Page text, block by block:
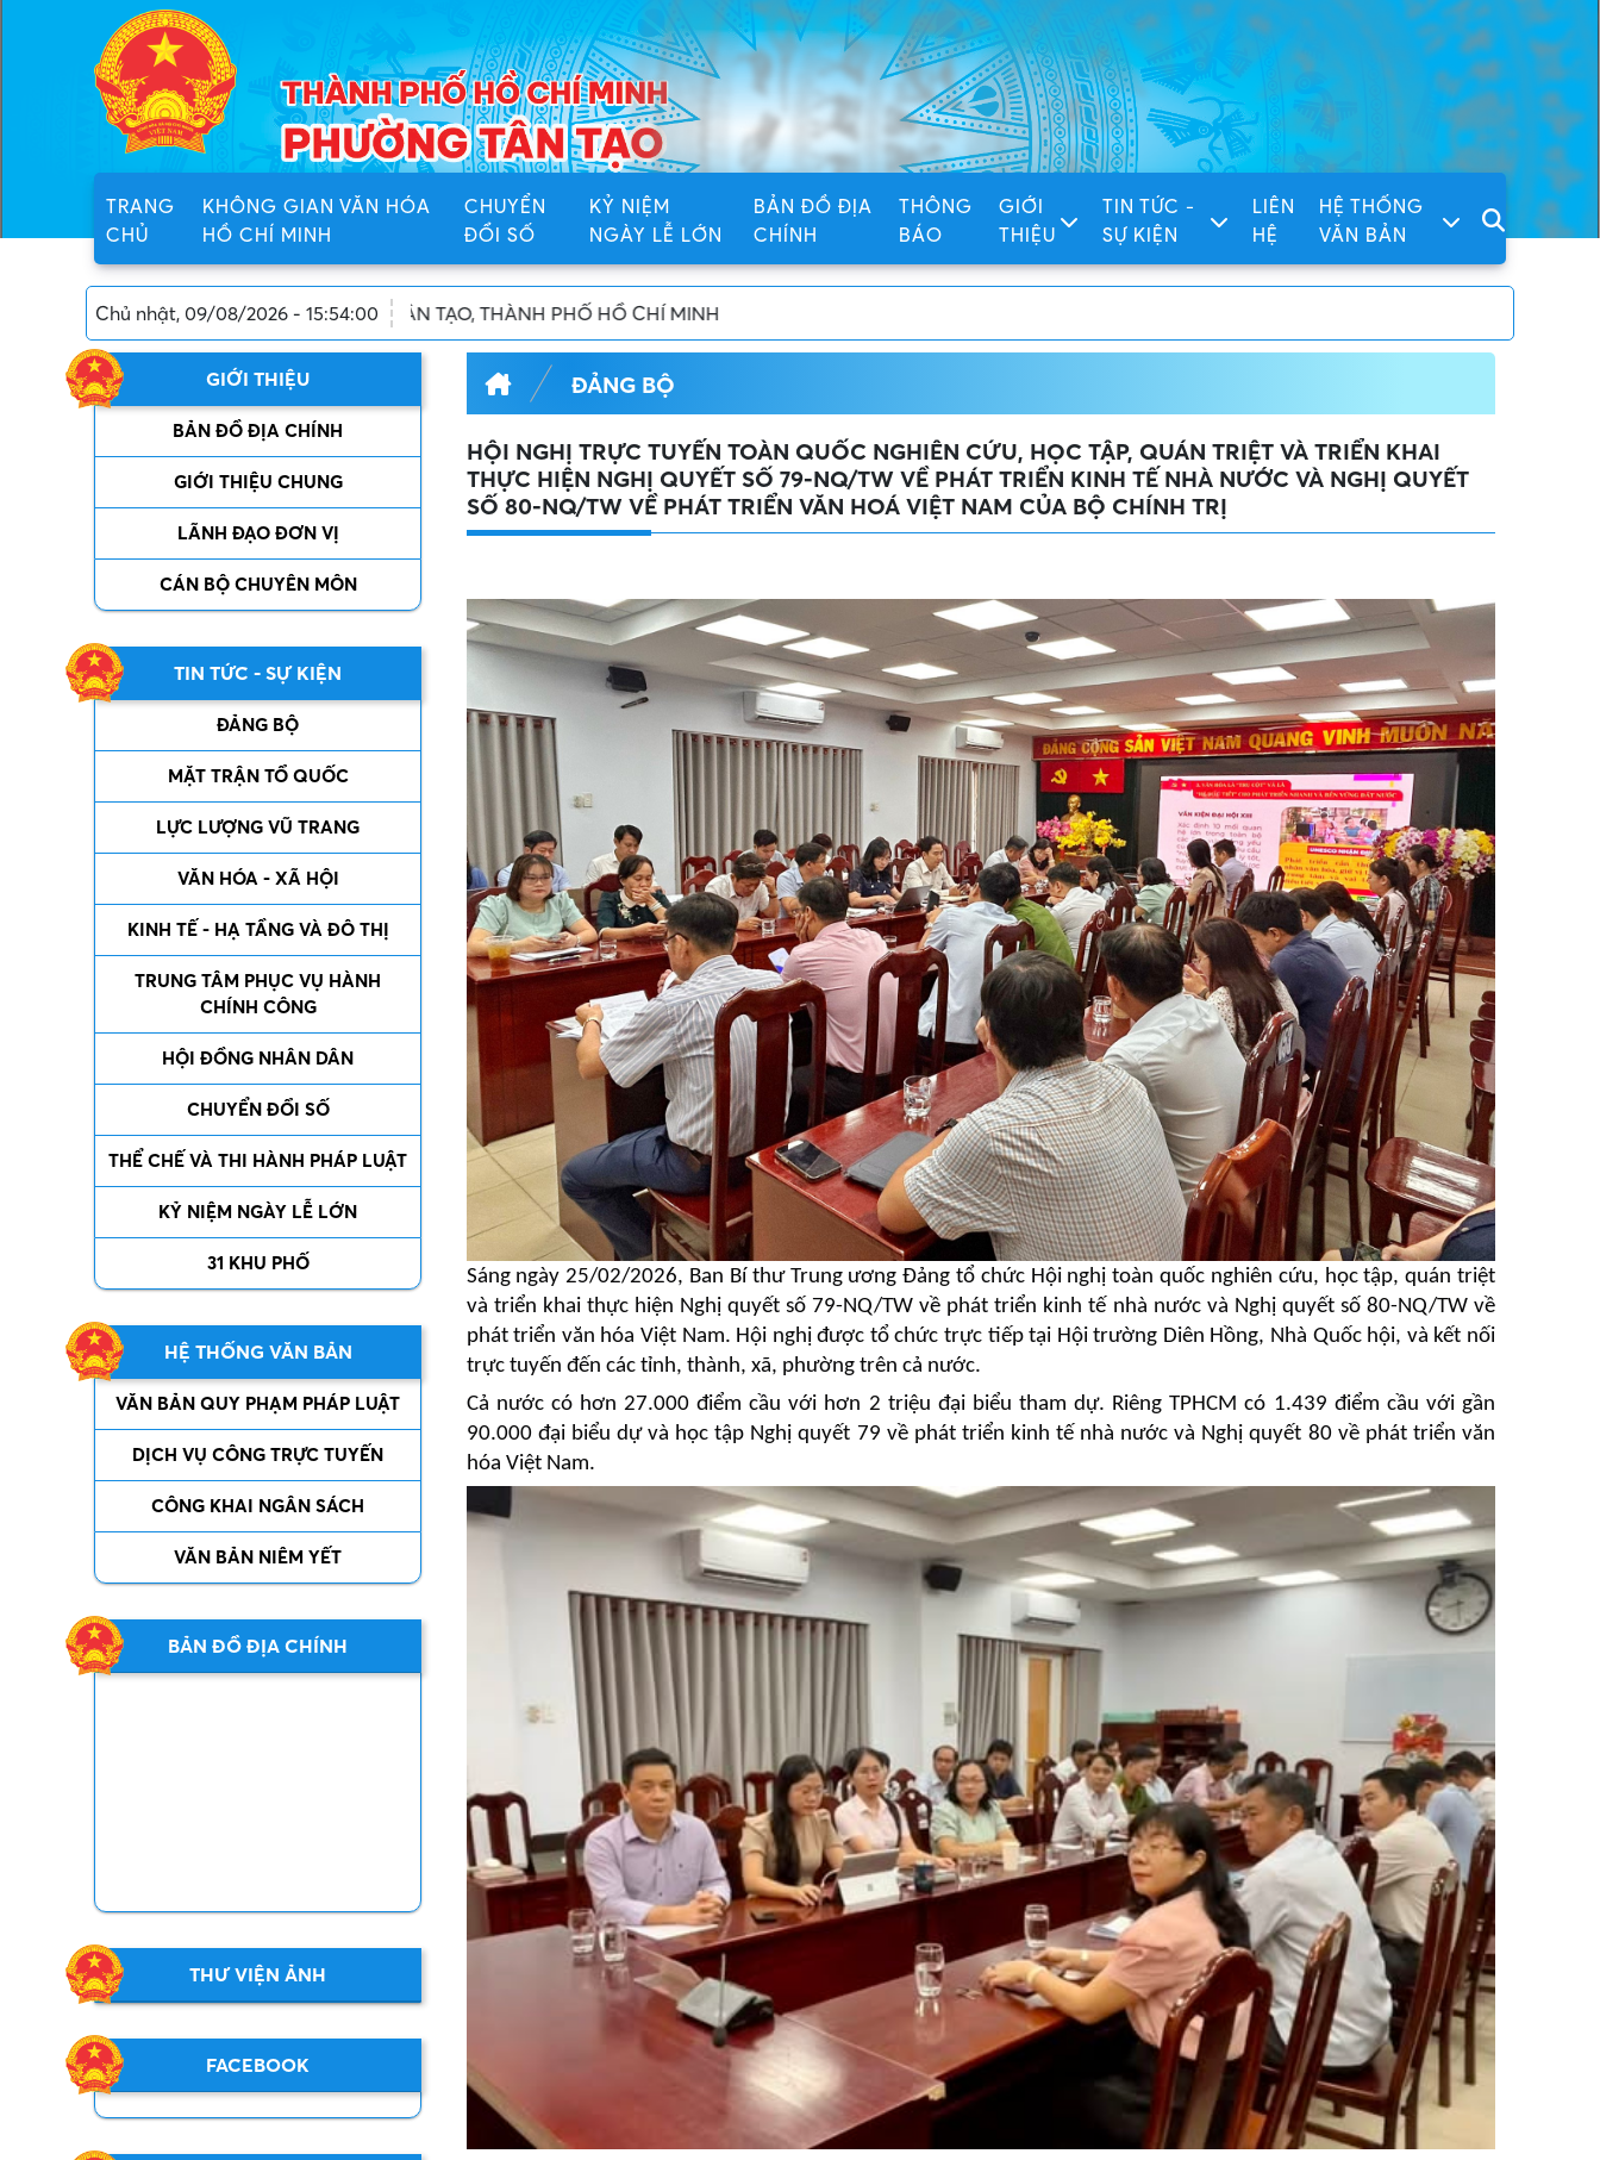
TRANG
CHỦ
KHÔNG GIAN VĂN HÓA
HỒ CHÍ MINH
CHUYỂN
ĐỔI SỐ
KỶ NIỆM
NGÀY LỄ LỚN
BẢN ĐỒ ĐỊA
CHÍNH
THÔNG
BÁO
GIỚI
THIỆU
TIN TỨC -
SỰ KIỆN
LIÊN
HỆ
HỆ THỐNG
VĂN BẢN
Chủ nhật, 09/08/2026 - 15:54:00
TÂN TẠO, THÀNH PHỐ HỒ CHÍ MINH
GIỚI THIỆU
BẢN ĐỒ ĐỊA CHÍNH
GIỚI THIỆU CHUNG
LÃNH ĐẠO ĐƠN VỊ
CÁN BỘ CHUYÊN MÔN
TIN TỨC - SỰ KIỆN
ĐẢNG BỘ
MẶT TRẬN TỔ QUỐC
LỰC LƯỢNG VŨ TRANG
VĂN HÓA - XÃ HỘI
KINH TẾ - HẠ TẦNG VÀ ĐÔ THỊ
TRUNG TÂM PHỤC VỤ HÀNH
CHÍNH CÔNG
HỘI ĐỒNG NHÂN DÂN
CHUYỂN ĐỔI SỐ
THỂ CHẾ VÀ THI HÀNH PHÁP LUẬT
KỶ NIỆM NGÀY LỄ LỚN
31 KHU PHỐ
HỆ THỐNG VĂN BẢN
VĂN BẢN QUY PHẠM PHÁP LUẬT
DỊCH VỤ CÔNG TRỰC TUYẾN
CÔNG KHAI NGÂN SÁCH
VĂN BẢN NIÊM YẾT
BẢN ĐỒ ĐỊA CHÍNH
THƯ VIỆN ẢNH
FACEBOOK
ĐẢNG BỘ
HỘI NGHỊ TRỰC TUYẾN TOÀN QUỐC NGHIÊN CỨU, HỌC TẬP, QUÁN TRIỆT VÀ TRIỂN KHAI
THỰC HIỆN NGHỊ QUYẾT SỐ 79-NQ/TW VỀ PHÁT TRIỂN KINH TẾ NHÀ NƯỚC VÀ NGHỊ QUYẾT
SỐ 80-NQ/TW VỀ PHÁT TRIỂN VĂN HOÁ VIỆT NAM CỦA BỘ CHÍNH TRỊ
Sáng ngày 25/02/2026, Ban Bí thư Trung ương Đảng tổ chức Hội nghị toàn quốc nghiên cứu, học tập, quán triệt
và triển khai thực hiện Nghị quyết số 79-NQ/TW về phát triển kinh tế nhà nước và Nghị quyết số 80-NQ/TW về
phát triển văn hóa Việt Nam. Hội nghị được tổ chức trực tiếp tại Hội trường Diên Hồng, Nhà Quốc hội, và kết nối
trực tuyến đến các tỉnh, thành, xã, phường trên cả nước.
Cả nước có hơn 27.000 điểm cầu với hơn 2 triệu đại biểu tham dự. Riêng TPHCM có 1.439 điểm cầu với gần
90.000 đại biểu dự và học tập Nghị quyết 79 về phát triển kinh tế nhà nước và Nghị quyết 80 về phát triển văn
hóa Việt Nam.